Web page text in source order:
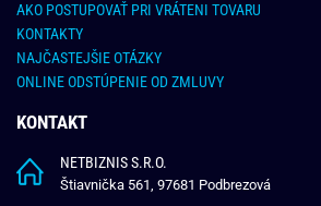
AKO POSTUPOVAŤ PRI VRÁTENI TOVARU
KONTAKTY
NAJČASTEJŠIE OTÁZKY
ONLINE ODSTÚPENIE OD ZMLUVY
KONTAKT
NETBIZNIS S.R.O.
Štiavnička 561, 97681 Podbrezová